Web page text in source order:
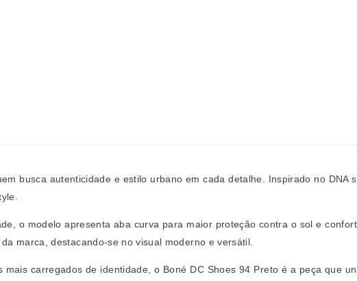
busca autenticidade e estilo urbano em cada detalhe. Inspirado no DNA
o modelo apresenta aba curva para maior proteção contra o sol e
marca, destacando-se no visual moderno e versátil.
carregados de identidade, o Boné DC Shoes 94 Preto é a peça que